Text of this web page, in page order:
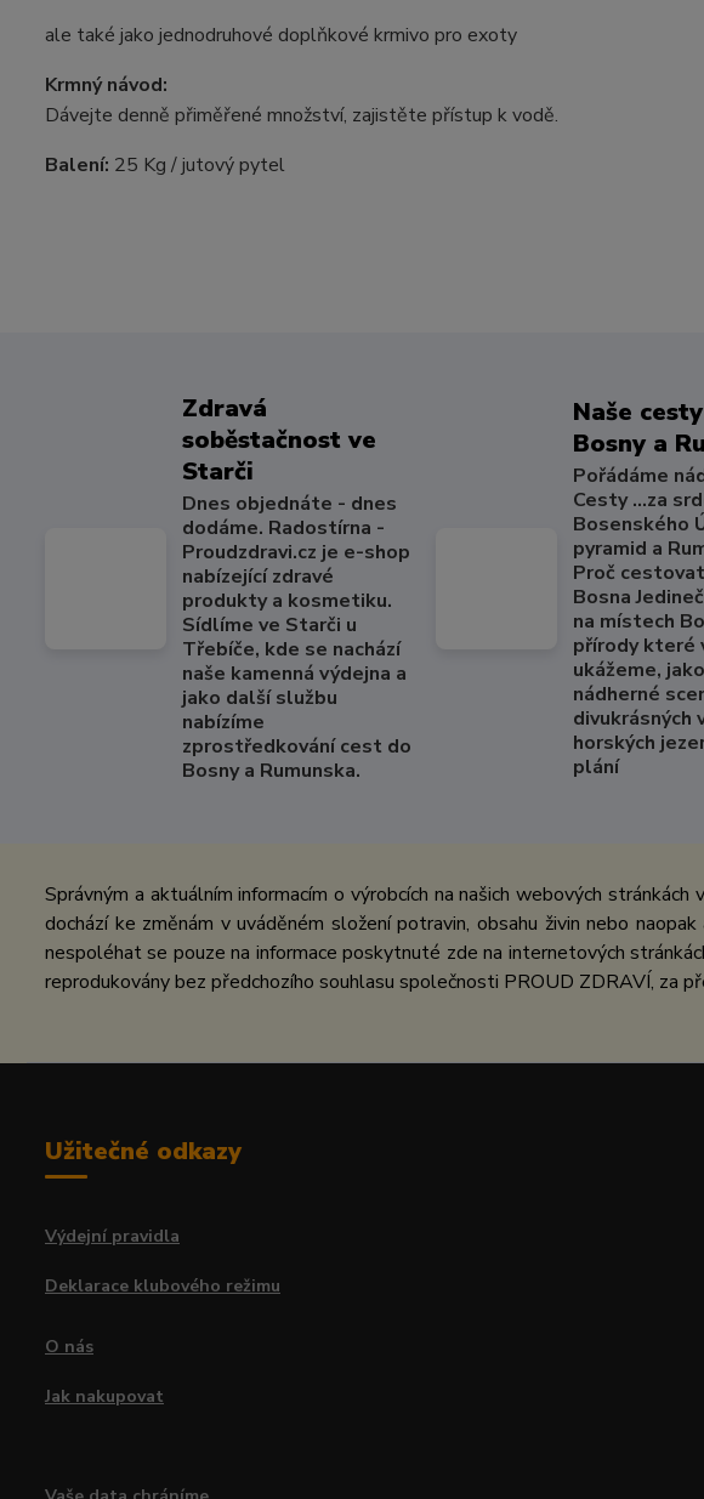
ale také jako jednodruhové doplňkové krmivo pro exoty
Krmný návod:
Dávejte denně přiměřené množství, zajistěte přístup k vodě.
Balení: 25 Kg / jutový pytel
Zdravá
soběstačnost ve
Starči
Dnes objednáte - dnes
dodáme. Radostírna -
Proudzdravi.cz je e-shop
nabízející zdravé
produkty a kosmetiku.
Sídlíme ve Starči u
Třebíče, kde se nachází
naše kamenná výdejna a
jako další službu
nabízíme
zprostředkování cest do
Bosny a Rumunska.
Naše
Bosny a
Pořádáme
Cesty ...za
Bosenského
pyramid a
Proč
Bosna
na místech
přírody které
ukážeme,
nádherné
divukrásných
horských
plání
Správným a aktuálním informacím o výrobcích na našich webových
dochází ke změnám v uváděném složení potravin, obsahu živin nebo
nespoléhat se pouze na informace poskytnuté zde na internetových
reprodukovány bez předchozího souhlasu společnosti PROUD ZDRAVÍ, za
Užitečné odkazy
Výdejní pravidla
Deklarace klubového režimu
O nás
Jak nakupovat